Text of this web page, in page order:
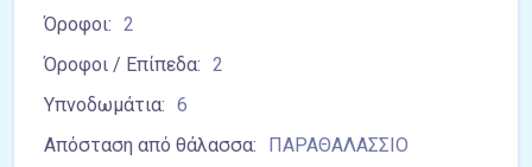
Όροφοι: 2
Όροφοι / Επίπεδα: 2
Υπνοδωμάτια: 6
Απόσταση από θάλασσα:
ΠΑΡΑΘΑΛΑΣΣΙΟ